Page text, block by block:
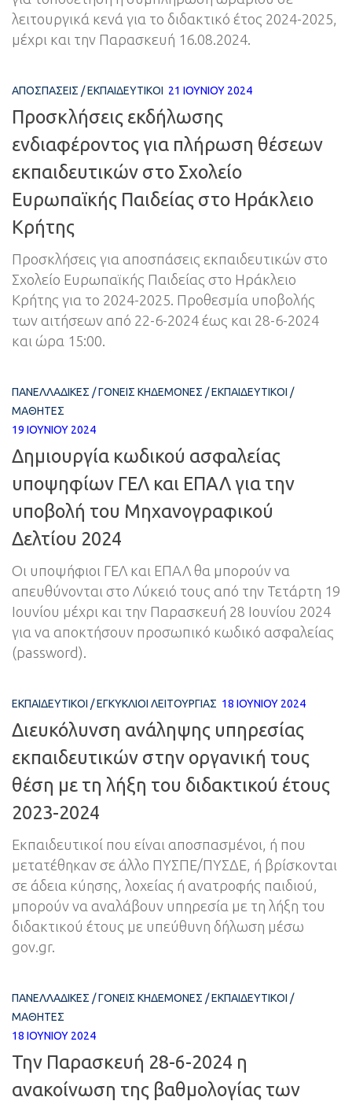
λειτουργικά κενά για το διδακτικό έτος 2024-2025,
μέχρι και την Παρασκευή 16.08.2024.
ΑΠΟΣΠΆΣΕΙΣ /ΕΚΠΑΙΔΕΥΤΙΚΟΊ 21 ΙΟΥΝΊΟΥ 2024
Προσκλήσεις εκδήλωσης
ενδιαφέροντος για πλήρωση θέσεων
εκπαιδευτικών στο Σχολείο
Ευρωπαϊκής Παιδείας στο Ηράκλειο
Κρήτης
Προσκλήσεις για αποσπάσεις εκπαιδευτικών στο
Σχολείο Ευρωπαϊκής Παιδείας στο Ηράκλειο
Κρήτης για το 2024-2025. Προθεσμία υποβολής
των αιτήσεων από 22-6-2024 έως και 28-6-2024
και ώρα 15:00.
ΠΑΝΕΛΛΑΔΙΚΈΣ /ΓΟΝΕΊΣ ΚΗΔΕΜΌΝΕΣ /ΕΚΠΑΙΔΕΥΤΙΚΟΊ /
ΜΑΘΗΤΈΣ
19 ΙΟΥΝΊΟΥ 2024
Δημιουργία κωδικού ασφαλείας
υποψηφίων ΓΕΛ και ΕΠΑΛ για την
υποβολή του Μηχανογραφικού
Δελτίου 2024
Οι υποψήφιοι ΓΕΛ και ΕΠΑΛ θα μπορούν να
απευθύνονται στο Λύκειό τους από την Τετάρτη 19
Ιουνίου μέχρι και την Παρασκευή 28 Ιουνίου 2024
για να αποκτήσουν προσωπικό κωδικό ασφαλείας
(password).
ΕΚΠΑΙΔΕΥΤΙΚΟΊ /ΕΓΚΎΚΛΙΟΙ ΛΕΙΤΟΥΡΓΊΑΣ 18 ΙΟΥΝΊΟΥ 2024
Διευκόλυνση ανάληψης υπηρεσίας
εκπαιδευτικών στην οργανική τους
θέση με τη λήξη του διδακτικού έτους
2023-2024
Εκπαιδευτικοί που είναι αποσπασμένοι, ή που
μετατέθηκαν σε άλλο ΠΥΣΠΕ/ΠΥΣΔΕ, ή βρίσκονται
σε άδεια κύησης, λοχείας ή ανατροφής παιδιού,
μπορούν να αναλάβουν υπηρεσία με τη λήξη του
διδακτικού έτους με υπεύθυνη δήλωση μέσω
gov.gr.
ΠΑΝΕΛΛΑΔΙΚΈΣ /ΓΟΝΕΊΣ ΚΗΔΕΜΌΝΕΣ /ΕΚΠΑΙΔΕΥΤΙΚΟΊ /
ΜΑΘΗΤΈΣ
18 ΙΟΥΝΊΟΥ 2024
Την Παρασκευή 28-6-2024 η
ανακοίνωση της βαθμολογίας των